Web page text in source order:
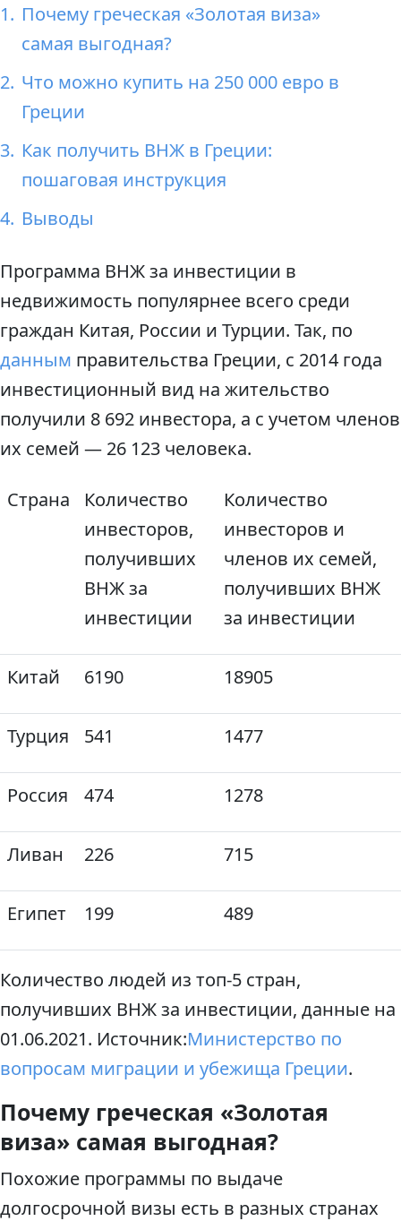
Почему греческая «Золотая виза»
самая выгодная?
Что можно купить на 250 000 евро в
Греции
Как получить ВНЖ в Греции:
пошаговая инструкция
Выводы
Программа ВНЖ за инвестиции в
недвижимость популярнее всего среди
граждан Китая, России и Турции. Так, по
данным правительства Греции, с 2014 года
инвестиционный вид на жительство
получили 8 692 инвестора, а с учетом членов
их семей — 26 123 человека.
Страна
Количество
инвесторов,
получивших
ВНЖ за
инвестиции
Количество
инвесторов и
членов их семей,
получивших ВНЖ
за инвестиции
Китай 6190 18905
Турция 541 1477
Россия 474 1278
Ливан 226 715
Египет 199 489
Количество людей из топ-5 стран,
получивших ВНЖ за инвестиции, данные на
01.06.2021. Источник:Министерство по
вопросам миграции и убежища Греции.
Почему греческая «Золотая
виза» самая выгодная?
Похожие программы по выдаче
долгосрочной визы есть в разных странах